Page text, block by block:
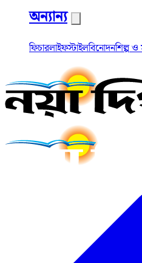
অন্যান্য
ফিচারলাইফস্টাইলবিনোদনশিল্প ও